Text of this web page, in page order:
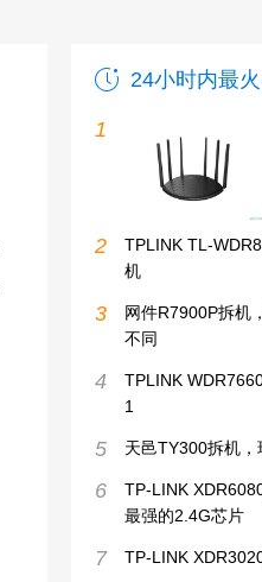
24小时内最
1
2
TPLINK TL-
机
3
网件R7900P拆机
不同
4
TPLINK
1
5 天邑TY300拆机
6
TP-LINK
最强的2.4G芯片
7 TP-LINK